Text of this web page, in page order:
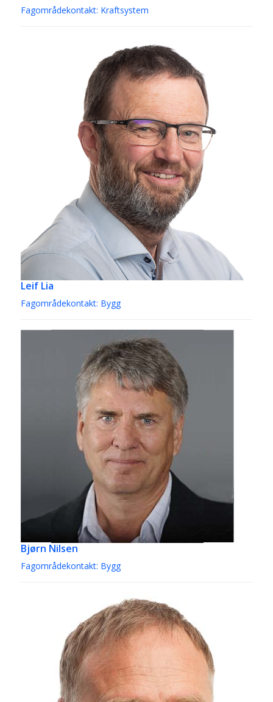
Fagområdekontakt: Kraftsystem
Leif Lia
Fagområdekontakt: Bygg
Bjørn Nilsen
Fagområdekontakt: Bygg